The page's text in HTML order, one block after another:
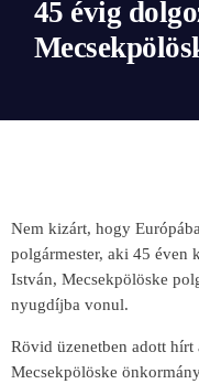
45 évig
Nem kizárt, hogy
polgármester, aki 45 éven
István, Mecsekpölöske
nyugdíjba vonul.
Rövid üzenetben adott
Mecsekpölöske